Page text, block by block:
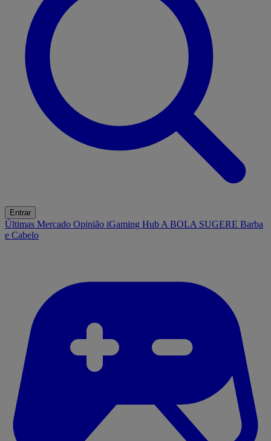
Entrar
Últimas Mercado Opinião iGaming Hub A BOLA SUGERE Barba
e Cabelo